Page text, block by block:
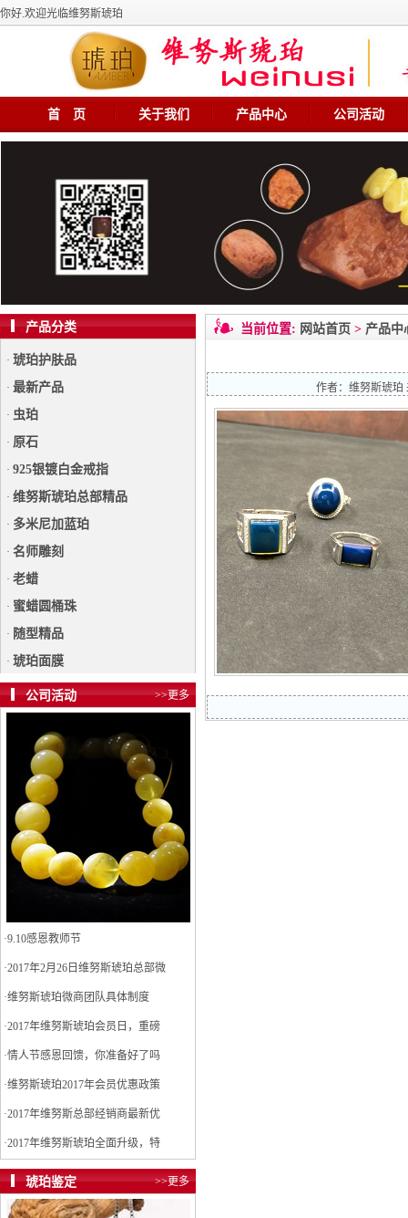
你好.欢迎光临维努斯琥珀
首 页 关于我们 产品中心 公司活动
产品分类
· 琥珀护肤品
· 最新产品
· 虫珀
· 原石
· 925银镀白金戒指
· 维努斯琥珀总部精品
· 多米尼加蓝珀
· 名师雕刻
· 老蜡
· 蜜蜡圆桶珠
· 随型精品
· 琥珀面膜
公司活动 >>更多
·9.10感恩教师节
·2017年2月26日维努斯琥珀总部微
·维努斯琥珀微商团队具体制度
·2017年维努斯琥珀会员日，重磅
·情人节感恩回馈，你准备好了吗
·维努斯琥珀2017年会员优惠政策
·2017年维努斯总部经销商最新优
·2017年维努斯琥珀全面升级，特
琥珀鉴定 >>更多
当前位置: 网站首页 > 产品中
作者： 维努斯琥珀